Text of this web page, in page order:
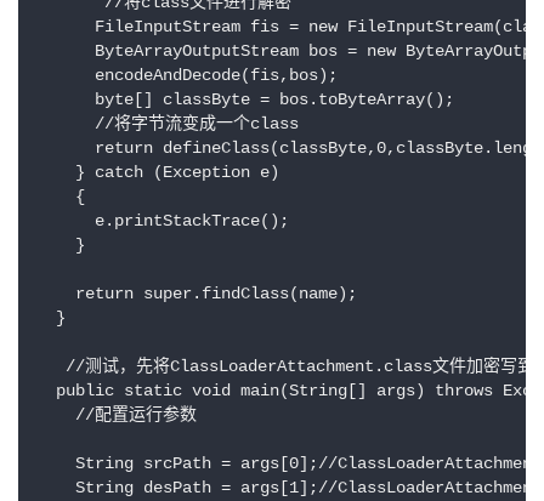
FileInputStream fis = new
ByteArrayOutputStream bos = new
      encodeAndDecode(fis,bos);
      byte[] classByte = bos.toByteArray();
      //将字节流变成一个class
return
    } catch (Exception e)
    {
      e.printStackTrace();
    }
    return super.findClass(name);
  }
//测试，先将ClassLoaderAttachment.class文件加密写到
public static void main(String[] args) throws
    //配置运行参数
String srcPath = args[0];//
String desPath = args[1];//